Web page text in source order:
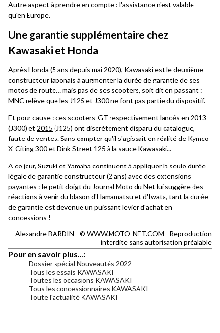
Autre aspect à prendre en compte : l'assistance n'est valable
qu'en Europe.
Une garantie supplémentaire chez
Kawasaki et Honda
Après Honda (5 ans depuis mai 2020), Kawasaki est le deuxième
constructeur japonais à augmenter la durée de garantie de ses
motos de route… mais pas de ses scooters, soit dit en passant :
MNC relève que les J125 et J300ne font pas partie du dispositif.
Et pour cause : ces scooters-GT respectivement lancés en 2013
(J300) et 2015 (J125) ont discrètement disparu du catalogue,
faute de ventes. Sans compter qu'il s'agissait en réalité de Kymco
X-Citing 300 et Dink Street 125 à la sauce Kawasaki...
A ce jour, Suzuki et Yamaha continuent à appliquer la seule durée
légale de garantie constructeur (2 ans) avec des extensions
payantes : le petit doigt du Journal Moto du Net lui suggère des
réactions à venir du blason d'Hamamatsu et d'Iwata, tant la durée
de garantie est devenue un puissant levier d'achat en
concessions !
Alexandre BARDIN - © WWW.MOTO-NET.COM - Reproduction
interdite sans autorisation préalable
Pour en savoir plus...:
Dossier spécial Nouveautés 2022
Tous les essais KAWASAKI
Toutes les occasions KAWASAKI
Tous les concessionnaires KAWASAKI
Toute l'actualité KAWASAKI